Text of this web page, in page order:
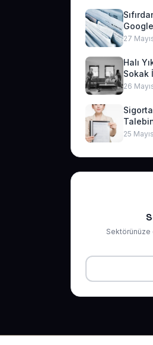
Geliri
27
Halı
Sokak
26
25
Sektörünüze